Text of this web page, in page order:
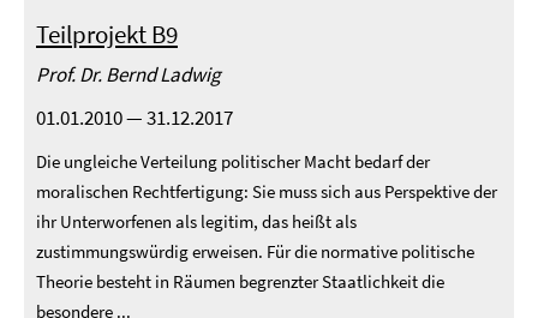
Teilprojekt B9
Prof. Dr. Bernd Ladwig
01.01.2010 — 31.12.2017
Die ungleiche Verteilung politischer Macht bedarf der
moralischen Rechtfertigung: Sie muss sich aus Perspektive der
ihr Unterworfenen als legitim, das heißt als
zustimmungswürdig erweisen. Für die normative politische
Theorie besteht in Räumen begrenzter Staatlichkeit die
besondere ...